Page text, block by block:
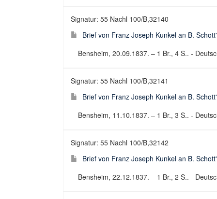
Signatur: 55 Nachl 100/B,32140
Brief von Franz Joseph Kunkel an B.
Bensheim, 20.09.1837. – 1 Br., 4 S.. -
Signatur: 55 Nachl 100/B,32141
Brief von Franz Joseph Kunkel an B.
Bensheim, 11.10.1837. – 1 Br., 3 S.. -
Signatur: 55 Nachl 100/B,32142
Brief von Franz Joseph Kunkel an B.
Bensheim, 22.12.1837. – 1 Br., 2 S.. -